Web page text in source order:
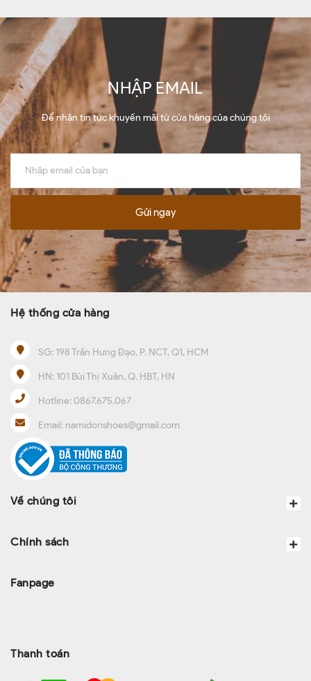
NHẬP EMAIL
Để nhận tin tức khuyến mãi từ cửa hàng của chúng tôi
Gửi ngay
Hệ thống cửa hàng
SG: 198 Trần Hưng Đạo, P. NCT, Q1, HCM
HN: 101 Bùi Thị Xuân, Q. HBT, HN
Hotline:0867.675.067
Email: namidorishoes@gmail.com
Về chúng tôi
Chính sách
Fanpage
Thanh toán